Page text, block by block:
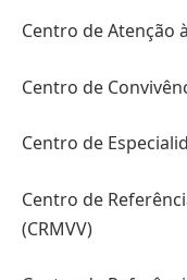
Centro de Atenção
Centro de
Centro de
Centro de
(CRMVV)